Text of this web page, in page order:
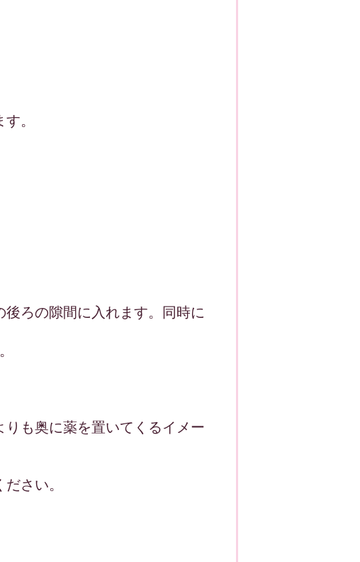
。
ろの隙間に入れます。同時に
も奥に薬を置いてくるイメー
さい。